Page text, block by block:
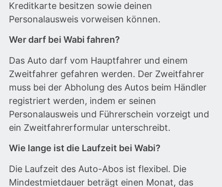
Kreditkarte besitzen sowie deinen
Personalausweis vorweisen können.
Wer darf bei Wabi fahren?
Das Auto darf vom Hauptfahrer und einem
Zweitfahrer gefahren werden. Der Zweitfahrer
muss bei der Abholung des Autos beim Händler
registriert werden, indem er seinen
Personalausweis und Führerschein vorzeigt und
ein Zweitfahrerformular unterschreibt.
Wie lange ist die Laufzeit bei Wabi?
Die Laufzeit des Auto-Abos ist flexibel. Die
Mindestmietdauer beträgt einen Monat, das